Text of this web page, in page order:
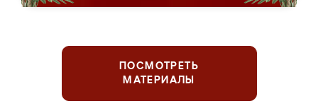
ПОСМОТРЕТЬ
МАТЕРИАЛЫ